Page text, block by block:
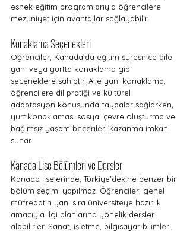
esnek eğitim programlarıyla öğrencilere
mezuniyet için avantajlar sağlayabilir.
Konaklama Seçenekleri
Öğrenciler, Kanada'da eğitim süresince aile
yanı veya yurtta konaklama gibi
seçeneklere sahiptir. Aile yanı konaklama,
öğrencilere dil pratiği ve kültürel
adaptasyon konusunda faydalar sağlarken,
yurt konaklaması sosyal çevre oluşturma ve
bağımsız yaşam becerileri kazanma imkanı
sunar.
Kanada Lise Bölümleri ve Dersler
Kanada liselerinde, Türkiye'dekine benzer bir
bölüm seçimi yapılmaz. Öğrenciler, genel
müfredatın yanı sıra üniversiteye hazırlık
amacıyla ilgi alanlarına yönelik dersler
alabilirler. Sanat, işletme, bilgisayar bilimleri,